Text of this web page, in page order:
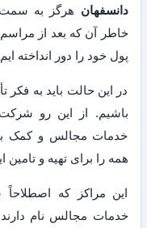
دانسفهان هرگز به سمت
خاطر آن که بعد از مراسم
پول خود را دور انداخته
در این حالت باید به
باشیم. از این رو
خدمات مجالس و کمک
همه را برای تهیه و
این مراکز که
خدمات مجالس نام